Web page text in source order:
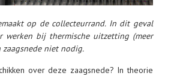
op de collecteurrand. In dit geval
werken bij thermische uitzetting (meer
niet nodig.
over deze zaagsnede? In theorie